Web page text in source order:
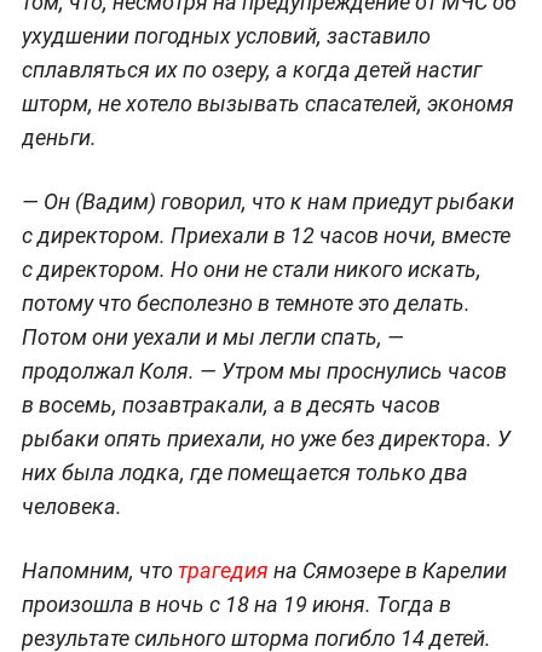
ухудшении погодных условий, заставило
сплавляться их по озеру, а когда детей настиг
шторм, не хотело вызывать спасателей, экономя
деньги.
— Он (Вадим) говорил, что к нам приедут рыбаки
с директором. Приехали в 12 часов ночи, вместе
с директором. Но они не стали никого искать,
потому что бесполезно в темноте это делать.
Потом они уехали и мы легли спать, —
продолжал Коля. — Утром мы проснулись часов
в восемь, позавтракали, а в десять часов
рыбаки опять приехали, но уже без директора. У
них была лодка, где помещается только два
человека.
Напомним, что трагедия на Сямозере в Карелии
произошла в ночь с 18 на 19 июня. Тогда в
результате сильного шторма погибло 14 детей.